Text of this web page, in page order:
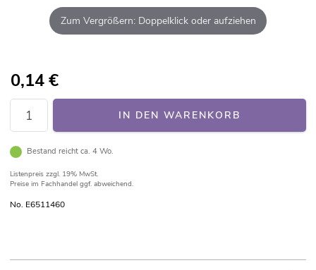
Zum Vergrößern: Doppelklick oder aufziehen
0,14€
IN DEN WARENKORB
Bestand reicht ca. 4 Wo.
Listenpreis zzgl. 19% MwSt.
Preise im Fachhandel ggf. abweichend.
No. E6511460